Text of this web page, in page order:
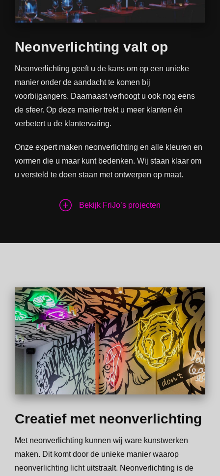
Neonverlichting valt op
Neonverlichting geeft u de kans om op een unieke
manier onder de aandacht te komen bij
voorbijgangers. Daarnaast verhoogt u ook nog eens
de sfeer. Op deze manier trekt u meer klanten én
verbetert u de klantervaring.
Onze expert maken neonverlichting en alle kleuren en
vormen die u maar kunt bedenken. Wij staan klaar om
u versteld te doen staan met ontwerpen op maat.
Bekijk FriJo’s projecten
Creatief met neonverlichting
Met neonverlichting kunnen wij ware kunstwerken
maken. Dit komt door de unieke manier waarop
neonverlichting licht uitstraalt. Neonverlichting is de